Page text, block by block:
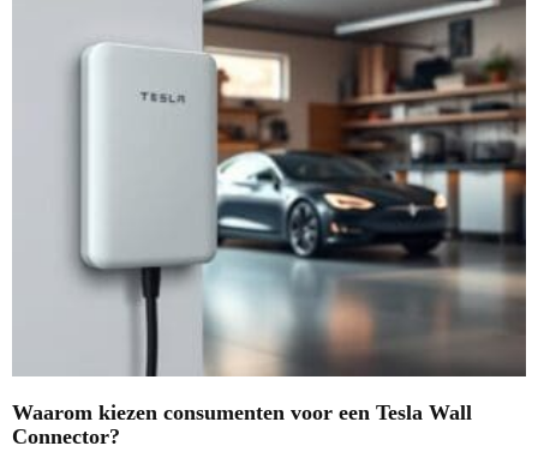
Waarom kiezen consumenten voor een Tesla Wall
Connector?